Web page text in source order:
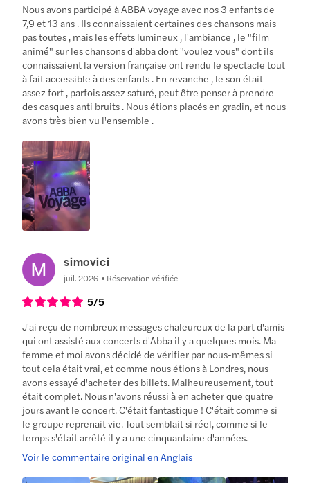
Nous avons participé à ABBA voyage avec nos 3 enfants de
7,9 et 13 ans . Ils connaissaient certaines des chansons mais
pas toutes , mais les effets lumineux , l'ambiance , le "film
animé" sur les chansons d'abba dont "voulez vous" dont ils
connaissaient la version française ont rendu le spectacle tout
à fait accessible à des enfants . En revanche , le son était
assez fort , parfois assez saturé, peut être penser à prendre
des casques anti bruits . Nous étions placés en gradin, et nous
avons très bien vu l'ensemble .
simovici
juil. 2026 Réservation vérifiée
5/5
J'ai reçu de nombreux messages chaleureux de la part d'amis
qui ont assisté aux concerts d'Abba il y a quelques mois. Ma
femme et moi avons décidé de vérifier par nous-mêmes si
tout cela était vrai, et comme nous étions à Londres, nous
avons essayé d'acheter des billets. Malheureusement, tout
était complet. Nous n'avons réussi à en acheter que quatre
jours avant le concert. C'était fantastique ! C'était comme si
le groupe reprenait vie. Tout semblait si réel, comme si le
temps s'était arrêté il y a une cinquantaine d'années.
Voir le commentaire original en Anglais